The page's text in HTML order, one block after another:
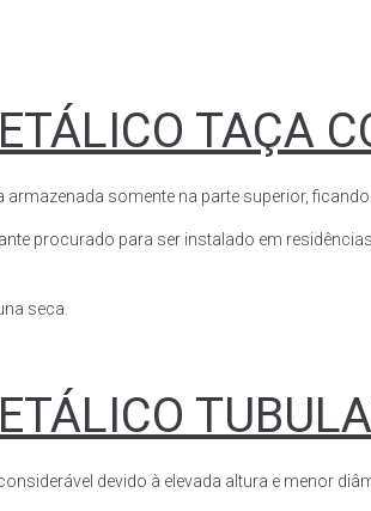
TAÇA
somente na parte superior,
procurado para ser instalado em
seca.
devido à elevada altura e menor